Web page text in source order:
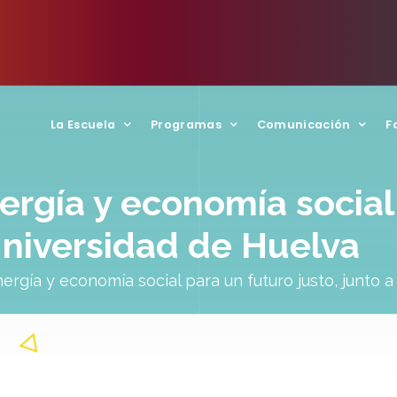
La Escuela Programas Comunicación
y economía
de Huelva
y economía social para un futuro justo, junto